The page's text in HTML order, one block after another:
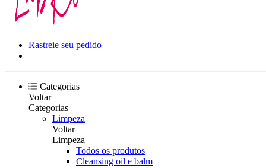
Rastreie seu pedido
Categorias
Voltar
Categorias
Limpeza
Voltar
Limpeza
Todos os produtos
Cleansing oil e balm